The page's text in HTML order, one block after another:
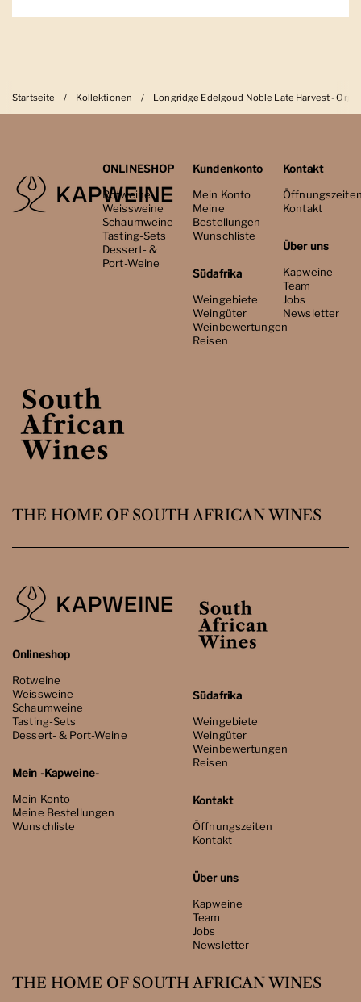
Startseite / Kollektionen / Longridge Edelgoud Noble Late Harvest -
ONLINESHOP
Rotweine
Weissweine
Schaumweine
Tasting-Sets
Dessert- &
Port-Weine
Kundenkonto
Mein Konto
Meine
Bestellungen
Wunschliste
Südafrika
Weingebiete
Weingüter
Weinbewertungen
Reisen
Kontakt
Kontakt
Über uns
Kapweine
Team
Jobs
Newsletter
THE HOME OF SOUTH AFRICAN WINES
Onlineshop
Rotweine
Weissweine
Schaumweine
Tasting-Sets
Dessert- & Port-Weine
Mein -Kapweine-
Mein Konto
Meine Bestellungen
Wunschliste
Südafrika
Weingebiete
Weingüter
Weinbewertungen
Reisen
Kontakt
Öffnungszeiten
Kontakt
Über uns
Kapweine
Team
Jobs
Newsletter
THE HOME OF SOUTH AFRICAN WINES